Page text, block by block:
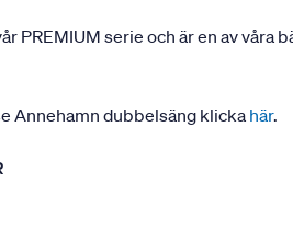
PREMIUM serie och är en av
Annehamn dubbelsäng klicka här.